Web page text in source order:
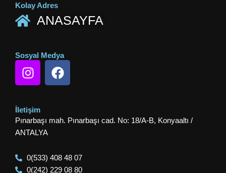
Kolay Adres
ANASAYFA
Sosyal Medya
I
n
t
a
g
a
m
F
a
b
k
İletişim
Pınarbaşı mah. Pınarbaşı cad. No: 18/A-B, Konyaaltı /
ANTALYA
0(533) 408 48 07
0(242) 229 08 80